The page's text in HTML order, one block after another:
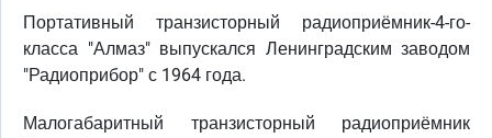
Портативный транзисторный радиоприёмник-4-го-
класса "Алмаз" выпускался Ленинградским заводом
"Радиоприбор" с 1964 года.
Малогабаритный транзисторный радиоприёмник